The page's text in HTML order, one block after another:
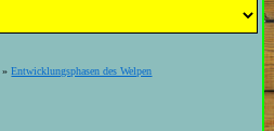
»Entwicklungsphasen des Welpen